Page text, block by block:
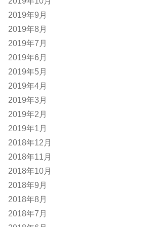
2019年9月
2019年8月
2019年7月
2019年6月
2019年5月
2019年4月
2019年3月
2019年2月
2019年1月
2018年12月
2018年11月
2018年10月
2018年9月
2018年8月
2018年7月